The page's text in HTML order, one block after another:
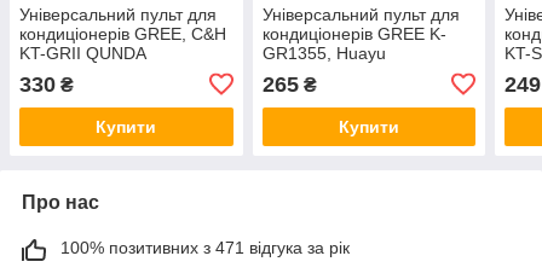
Універсальний пульт для
кондиціонерів GREE, C&H
KT-GRII QUNDA
330 ₴
Купити
Універсальний пульт для
кондиціонерів GREE K-
GR1355, Huayu
265₴
Купити
KT-
249
Про нас
100% позитивних з 471 відгука за рік